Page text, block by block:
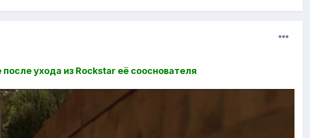
ухода из Rockstar её сооснователя